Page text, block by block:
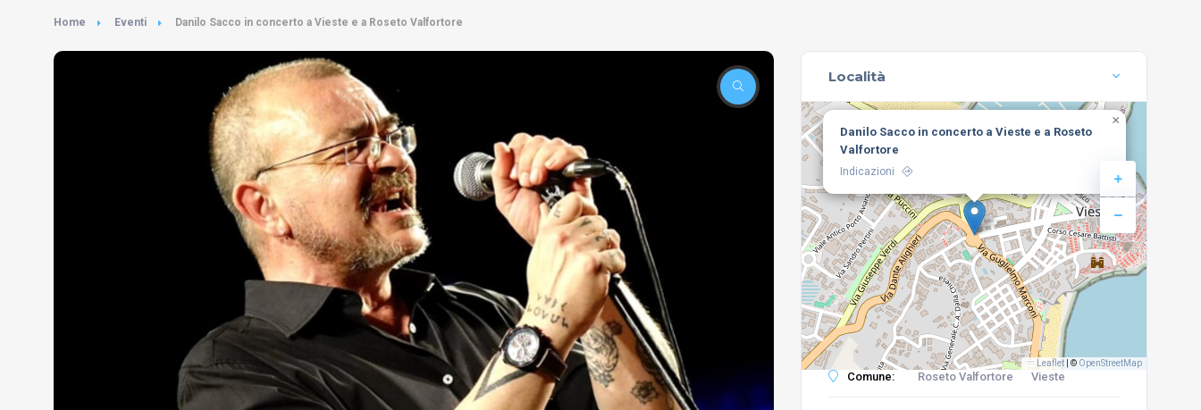
Home Eventi Danilo Sacco in concerto a Vieste e a Roseto Valfortore
Località
Danilo Sacco in concerto a Vieste e a Roseto
Valfortore
Indicazioni
×
Leaflet © OpenStreetMap
Comune: Roseto Valfortore Vieste